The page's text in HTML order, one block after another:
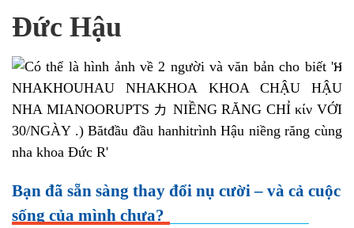
Đức Hậu
Bạn đã sẵn sàng thay đổi nụ cười – và cả cuộc
sống của mình chưa?